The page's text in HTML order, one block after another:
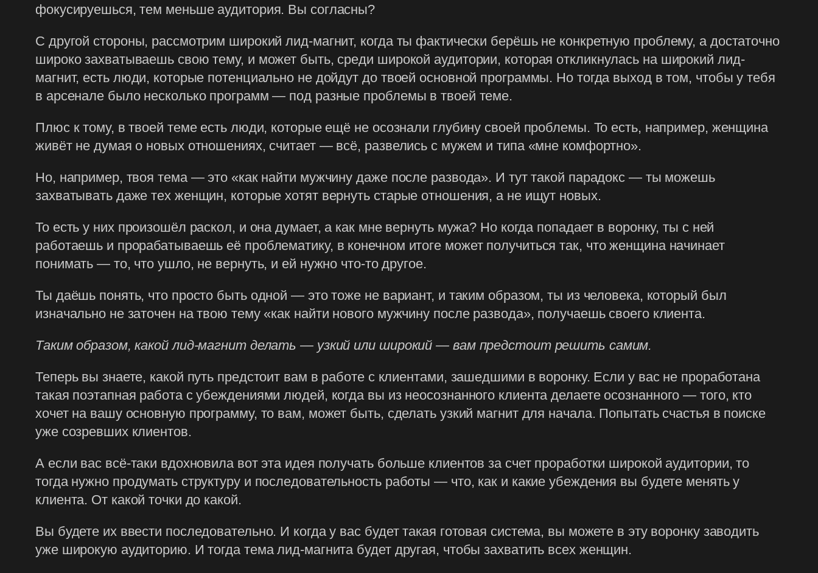
фокусируешься, тем меньше аудитория. Вы согласны?
С другой стороны, рассмотрим широкий лид-магнит, когда ты фактически берёшь не конкретную проблему, а достаточно
широко захватываешь свою тему, и может быть, среди широкой аудитории, которая откликнулась на широкий лид-
магнит, есть люди, которые потенциально не дойдут до твоей основной программы. Но тогда выход в том, чтобы у тебя
в арсенале было несколько программ — под разные проблемы в твоей теме.
Плюс к тому, в твоей теме есть люди, которые ещё не осознали глубину своей проблемы. То есть, например, женщина
живёт не думая о новых отношениях, считает — всё, развелись с мужем и типа «мне комфортно».
Но, например, твоя тема — это «как найти мужчину даже после развода». И тут такой парадокс — ты можешь
захватывать даже тех женщин, которые хотят вернуть старые отношения, а не ищут новых.
То есть у них произошёл раскол, и она думает, а как мне вернуть мужа? Но когда попадает в воронку, ты с ней
работаешь и прорабатываешь её проблематику, в конечном итоге может получиться так, что женщина начинает
понимать — то, что ушло, не вернуть, и ей нужно что-то другое.
Ты даёшь понять, что просто быть одной — это тоже не вариант, и таким образом, ты из человека, который был
изначально не заточен на твою тему «как найти нового мужчину после развода», получаешь своего клиента.
Таким образом, какой лид-магнит делать — узкий или широкий — вам предстоит решить самим.
Теперь вы знаете, какой путь предстоит вам в работе с клиентами, зашедшими в воронку. Если у вас не проработана
такая поэтапная работа с убеждениями людей, когда вы из неосознанного клиента делаете осознанного — того, кто
хочет на вашу основную программу, то вам, может быть, сделать узкий магнит для начала. Попытать счастья в поиске
уже созревших клиентов.
А если вас всё-таки вдохновила вот эта идея получать больше клиентов за счет проработки широкой аудитории, то
тогда нужно продумать структуру и последовательность работы — что, как и какие убеждения вы будете менять у
клиента. От какой точки до какой.
Вы будете их ввести последовательно. И когда у вас будет такая готовая система, вы можете в эту воронку заводить
уже широкую аудиторию. И тогда тема лид-магнита будет другая, чтобы захватить всех женщин.